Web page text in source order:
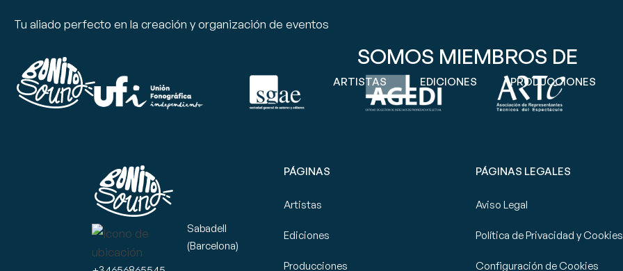
Tu aliado perfecto en la creación y organización de eventos
ARTISTAS EDICIONES PRODUCCIONES
SOMOS MIEMBROS DE
Sabadell
(Barcelona)
PÁGINAS
Artistas
Ediciones
Producciones
PÁGINAS LEGALES
Aviso Legal
Política de Privacidad y Cookies
Configuración de Cookies